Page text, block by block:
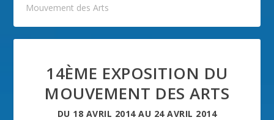
Mouvement des Arts
14ÈME EXPOSITION DU
MOUVEMENT DES ARTS
DU 18 AVRIL 2014AU 24 AVRIL 2014